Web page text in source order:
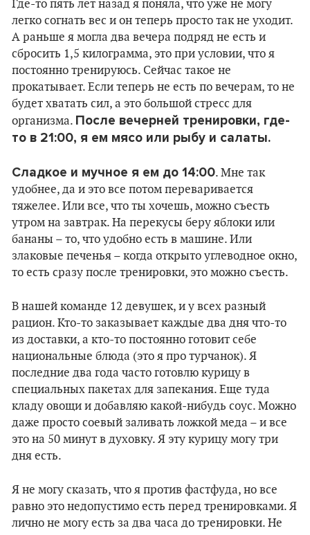
Где-то пять лет назад я поняла, что уже не могу
легко согнать вес и он теперь просто так не уходит.
А раньше я могла два вечера подряд не есть и
сбросить 1,5 килограмма, это при условии, что я
постоянно тренируюсь. Сейчас такое не
прокатывает. Если теперь не есть по вечерам, то не
будет хватать сил, а это большой стресс для
организма. После вечерней тренировки, где-
то в 21:00, я ем мясо или рыбу и салаты.
Сладкое и мучное я ем до 14:00. Мне так
удобнее, да и это все потом переваривается
тяжелее. Или все, что ты хочешь, можно съесть
утром на завтрак. На перекусы беру яблоки или
бананы – то, что удобно есть в машине. Или
злаковые печенья – когда открыто углеводное окно,
то есть сразу после тренировки, это можно съесть.
В нашей команде 12 девушек, и у всех разный
рацион. Кто-то заказывает каждые два дня что-то
из доставки, а кто-то постоянно готовит себе
национальные блюда (это я про турчанок). Я
последние два года часто готовлю курицу в
специальных пакетах для запекания. Еще туда
кладу овощи и добавляю какой-нибудь соус. Можно
даже просто соевый заливать ложкой меда – и все
это на 50 минут в духовку. Я эту курицу могу три
дня есть.
Я не могу сказать, что я против фастфуда, но все
равно это недопустимо есть перед тренировками. Я
лично не могу есть за два часа до тренировки. Не